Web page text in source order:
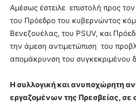
Αμέσως έστειλε επιστολή προς
του Πρόεδρο του κυβερνώντος
Βενεζουέλας, του PSUV, και
την άμεση αντιμετώπιση του
απομάκρυνση του συγκεκριμένου
Η συλλογική και ανυποχώρητη
εργαζομένων της Πρεσβείας, σε